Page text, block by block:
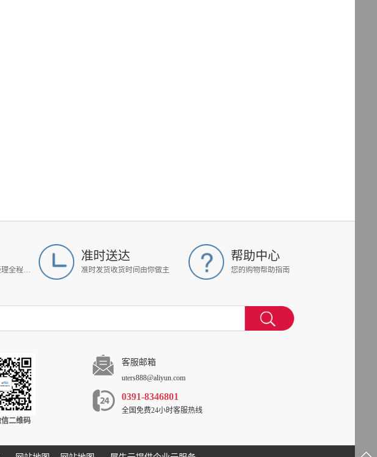
7天无理由退换客服经理全程跟进
准时送达
准时发货收货时间由你做主
帮助中心
您的购物帮助指南
二维码
客服邮箱
uters888@aliyun.com
0391-8346801
全国免费24小时客服热线